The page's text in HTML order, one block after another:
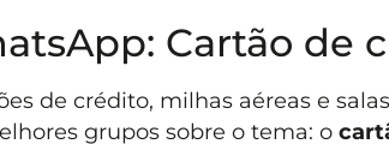
Cartão de
de crédito, milhas aéreas e
grupos sobre o tema: o